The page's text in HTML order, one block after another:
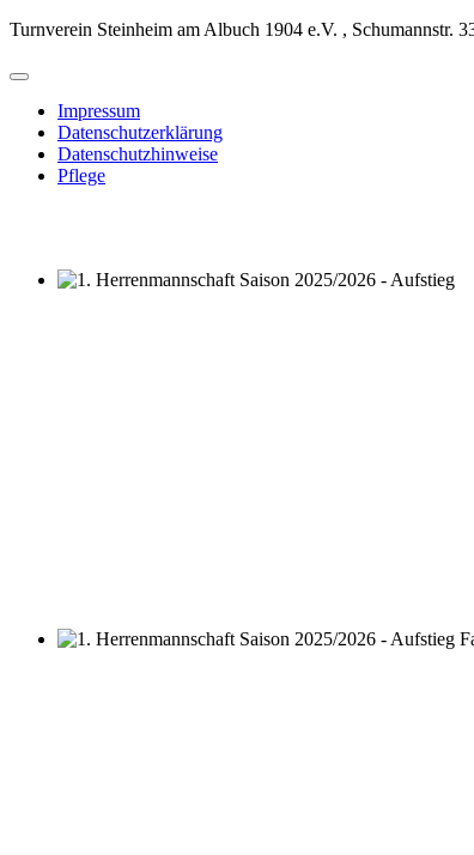
Turnverein Steinheim am Albuch 1904 e.V. , Schumannstr.
Impressum
Datenschutzerklärung
Datenschutzhinweise
Pflege